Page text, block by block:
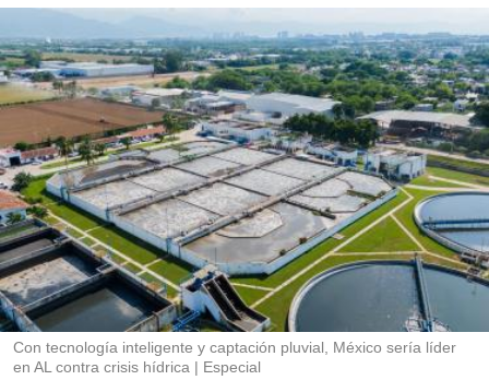
i
o
n
e
s
d
e
c
o
m
p
a
r
t
i
r
r
a
r
Con tecnología inteligente y captación pluvial, México sería líder
en AL contra crisis hídrica
Especial